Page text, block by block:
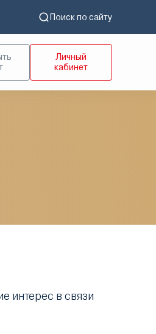
Поиск по сайту
Личный
кабинет
интерес в связи